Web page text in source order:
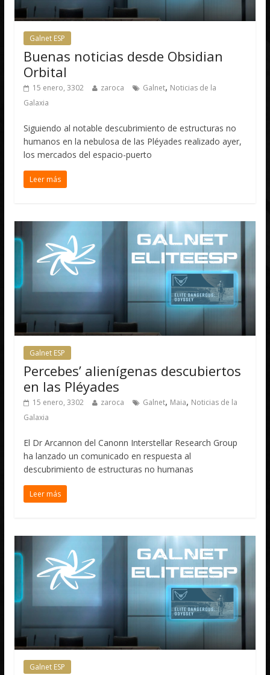
Galnet ESP
Buenas noticias desde Obsidian
Orbital
15 enero, 3302 zaroca Galnet, Noticias de la
Galaxia
Siguiendo al notable descubrimiento de estructuras no
humanos en la nebulosa de las Pléyades realizado ayer,
los mercados del espacio-puerto
Leer más
Galnet ESP
Percebes’ alienígenas descubiertos
en las Pléyades
15 enero, 3302 zaroca Galnet, Maia, Noticias de la
Galaxia
El Dr Arcannon del Canonn Interstellar Research Group
ha lanzado un comunicado en respuesta al
descubrimiento de estructuras no humanas
Leer más
Galnet ESP